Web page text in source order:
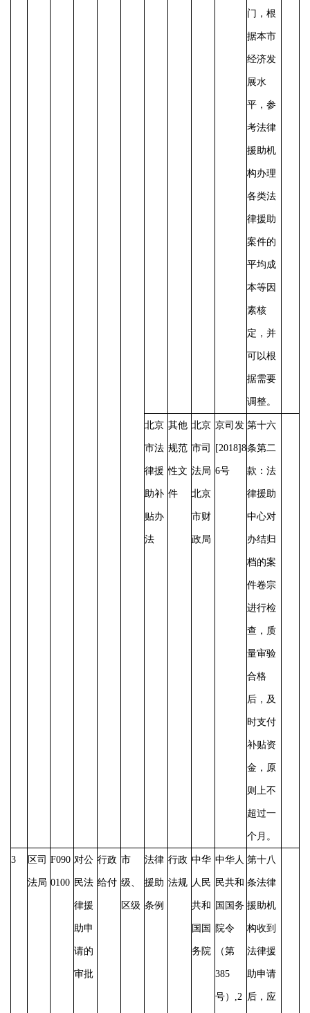
门，根
据本市
经济发
展水
平，参
考法律
援助机
构办理
各类法
律援助
案件的
平均成
本等因
素核
定，并
可以根
据需要
调整。
北京
市法
律援
助补
贴办
法
其他
规范
性文
件
北京
市司
法局
北京
市财
政局
京司发
[2018]8
6号
第十六
条第二
款：法
律援助
中心对
办结归
档的案
件卷宗
进行检
查，质
量审验
合格
后，及
时支付
补贴资
金，原
则上不
超过一
个月。
3 区司
法局
F090
0100
对公
民法
律援
助申
请的
审批
行政
给付
市
级、
区级
法律
援助
条例
行政
法规
中华
人民
共和
国国
务院
中华人
民共和
国国务
院令
（第
385
号）,2
第十八
条法律
援助机
构收到
法律援
助申请
后，应